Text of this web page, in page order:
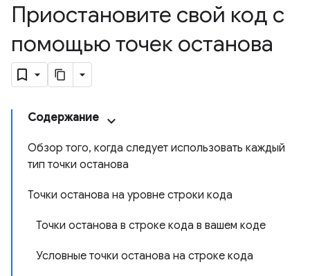
Приостановите свой код с
помощью точек останова
Содержание
Обзор того, когда следует использовать каждый
тип точки останова
Точки останова на уровне строки кода
Точки останова в строке кода в вашем коде
Условные точки останова на строке кода